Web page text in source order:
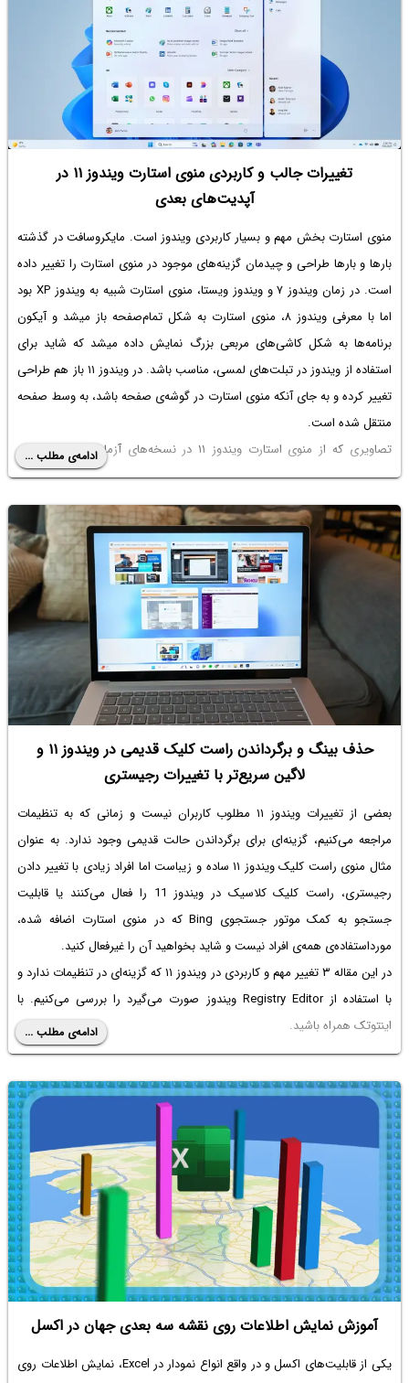
تغییرات جالب و کاربردی منوی استارت ویندوز ۱۱ در
آپدیت‌های بعدی
منوی استارت بخش مهم و بسیار کاربردی ویندوز است. مایکروسافت در گذشته
بارها و بارها طراحی و چیدمان گزینه‌های موجود در منوی استارت را تغییر داده
است. در زمان ویندوز ۷ و ویندوز ویستا، منوی استارت شبیه به ویندوز XP بود
اما با معرفی ویندوز ۸، منوی استارت به شکل تمام‌صفحه باز میشد و آیکون
برنامه‌ها به شکل کاشی‌های مربعی بزرگ نمایش داده میشد که شاید برای
استفاده از ویندوز در تبلت‌های لمسی، مناسب باشد. در ویندوز ۱۱ باز هم طراحی
تغییر کرده و به جای آنکه منوی استارت در گوشه‌ی صفحه باشد، به وسط صفحه
منتقل شده است.
تصاویری که از منوی استارت ویندوز ۱۱ در نسخه‌های آزمایشی منتشر شده
نشان می‌دهد که باز هم قرار است منوی استارت ویندوز بازطراحی شود. در
ادامه به جزئیات بیشتر این خبر و تغییرات آتی می‌پردازیم.
ادامه‌ی مطلب ...
حذف بینگ و برگرداندن راست کلیک قدیمی در ویندوز ۱۱ و
لاگین سریع‌تر با تغییرات رجیستری
بعضی از تغییرات ویندوز ۱۱ مطلوب کاربران نیست و زمانی که به تنظیمات
مراجعه می‌کنیم، گزینه‌ای برای برگرداندن حالت قدیمی وجود ندارد. به عنوان
مثال منوی راست کلیک ویندوز ۱۱ ساده و زیباست اما افراد زیادی با تغییر دادن
رجیستری، راست کلیک کلاسیک در ویندوز 11
را فعال می‌کنند یا قابلیت
جستجو به کمک موتور جستجوی Bing که در منوی استارت اضافه شده،
مورداستفاده‌ی همه‌ی افراد نیست و شاید بخواهید آن را غیرفعال کنید.
در این مقاله ۳ تغییر مهم و کاربردی در ویندوز ۱۱ که گزینه‌ای در تنظیمات ندارد و
با استفاده از Registry Editor ویندوز صورت می‌گیرد را بررسی می‌کنیم. با
اینتوتک همراه باشید.
ادامه‌ی مطلب ...
آموزش نمایش اطلاعات روی نقشه سه بعدی جهان در اکسل
یکی از قابلیت‌های اکسل و در واقع انواع نمودار در Excel،
نمایش اطلاعات روی